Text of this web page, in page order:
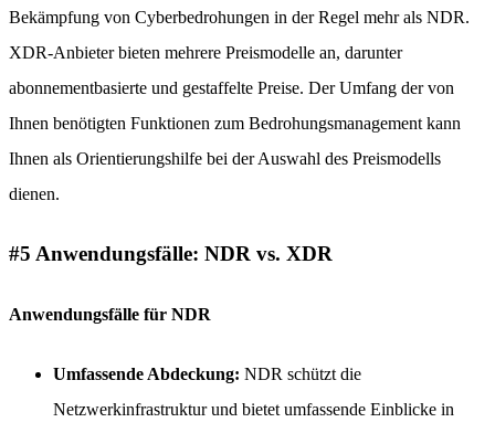
Bekämpfung von Cyberbedrohungen in der Regel mehr als NDR.
XDR-Anbieter bieten mehrere Preismodelle an, darunter
abonnementbasierte und gestaffelte Preise. Der Umfang der von
Ihnen benötigten Funktionen zum Bedrohungsmanagement kann
Ihnen als Orientierungshilfe bei der Auswahl des Preismodells
dienen.
#5 Anwendungsfälle: NDR vs. XDR
Anwendungsfälle für NDR
Umfassende Abdeckung: NDR schützt die
Netzwerkinfrastruktur und bietet umfassende Einblicke in